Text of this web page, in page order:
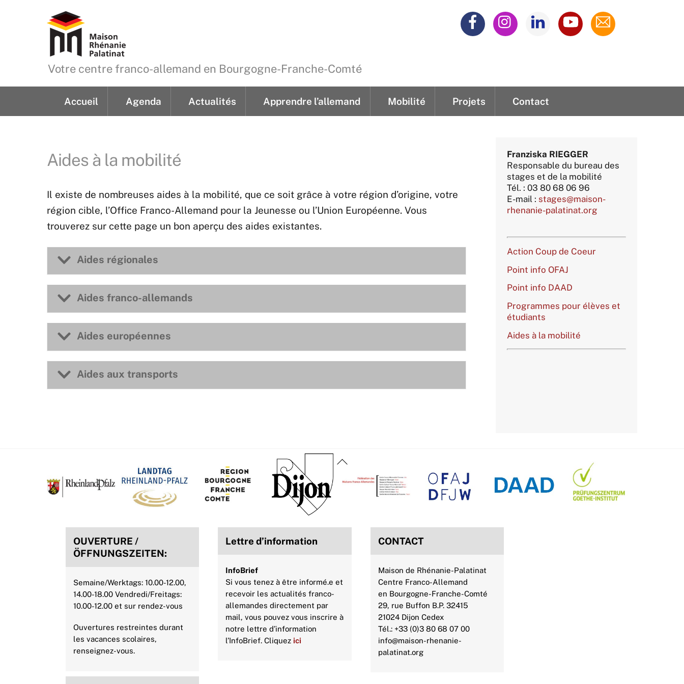
Votre centre franco-allemand en Bourgogne-Franche-Comté
Accueil Agenda Actualités Apprendre l’allemand Mobilité Projets Contact
Aides à la mobilité
Il existe de nombreuses aides à la mobilité, que ce soit grâce à votre région d’origine, votre
région cible, l’Office Franco-Allemand pour la Jeunesse ou l’Union Européenne. Vous
trouverez sur cette page un bon aperçu des aides existantes.
Aides régionales
Aides franco-allemands
Aides européennes
Aides aux transports
Franziska RIEGGER
Responsable du bureau des
stages et de la mobilité
Tél. : 03 80 68 06 96
E-mail : stages@maison-
rhenanie-palatinat.org
Action Coup de Coeur
Point info OFAJ
Point info DAAD
Programmes pour élèves et
étudiants
Aides à la mobilité
Back
Top
OUVERTURE /
ÖFFNUNGSZEITEN:
Semaine/Werktags: 10.00-12.00,
14.00-18.00 Vendredi/Freitags:
10.00-12.00 et sur rendez-vous
Ouvertures restreintes durant
les vacances scolaires,
renseignez-vous.
Lettre d’information
InfoBrief
Si vous tenez à être informé.e et
recevoir les actualités franco-
allemandes directement par
mail, vous pouvez vous inscrire à
notre lettre d’information
l’InfoBrief. Cliquez ici
CONTACT
Maison de Rhénanie-Palatinat
Centre Franco-Allemand
en Bourgogne-Franche-Comté
29, rue Buffon B.P. 32415
21024 Dijon Cedex
Tél.: +33 (0)3 80 68 07 00
info@maison-rhenanie-
palatinat.org